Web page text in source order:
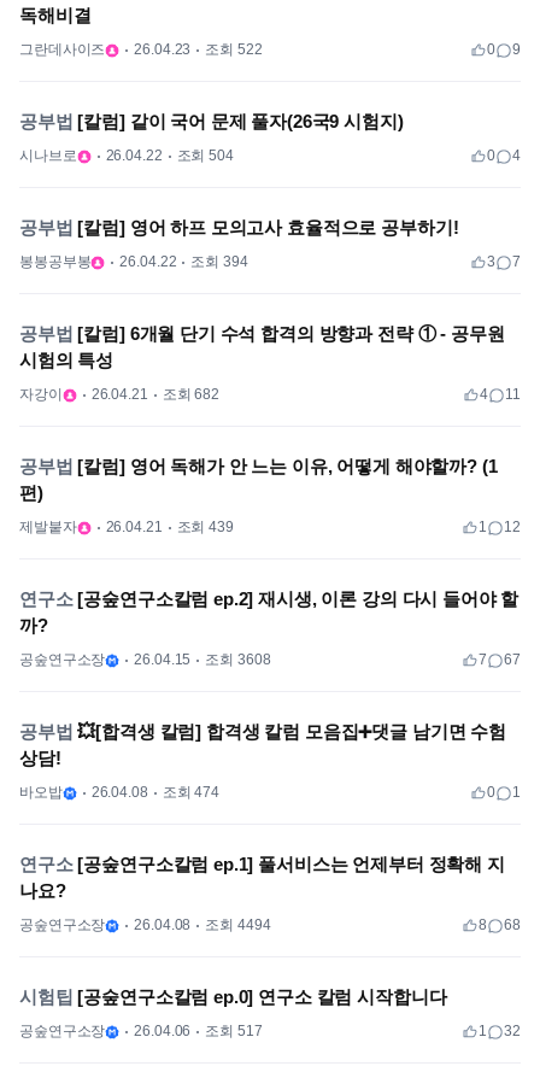
독해비결
그란데사이즈 26.04.23 조회 522 0 9
공부법 [칼럼] 같이 국어 문제 풀자(26국9 시험지)
시나브로 26.04.22 조회 504 0 4
공부법 [칼럼] 영어 하프 모의고사 효율적으로 공부하기!
봉봉공부봉 26.04.22 조회 394 3 7
공부법 [칼럼] 6개월 단기 수석 합격의 방향과 전략 ① - 공무원
시험의 특성
자강이 26.04.21 조회 682 4 11
공부법 [칼럼] 영어 독해가 안 느는 이유, 어떻게 해야할까? (1
편)
제발붙자 26.04.21 조회 439 1 12
연구소[공숲연구소칼럼 ep.2] 재시생, 이론 강의 다시 들어야 할
까?
공숲연구소장 26.04.15 조회 3608 7 67
공부법 💥[합격생 칼럼] 합격생 칼럼 모음집➕댓글 남기면 수험
상담!
바오밥 26.04.08 조회 474 0 1
연구소[공숲연구소칼럼 ep.1] 풀서비스는 언제부터 정확해 지
나요?
공숲연구소장 26.04.08 조회 4494 8 68
시험팁 [공숲연구소칼럼 ep.0] 연구소 칼럼 시작합니다
공숲연구소장 26.04.06 조회 517 1 32